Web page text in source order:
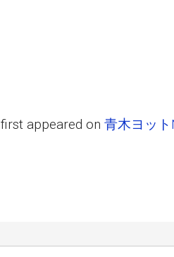
first appeared on青木ヨット